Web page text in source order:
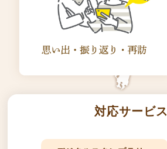
対応サービス